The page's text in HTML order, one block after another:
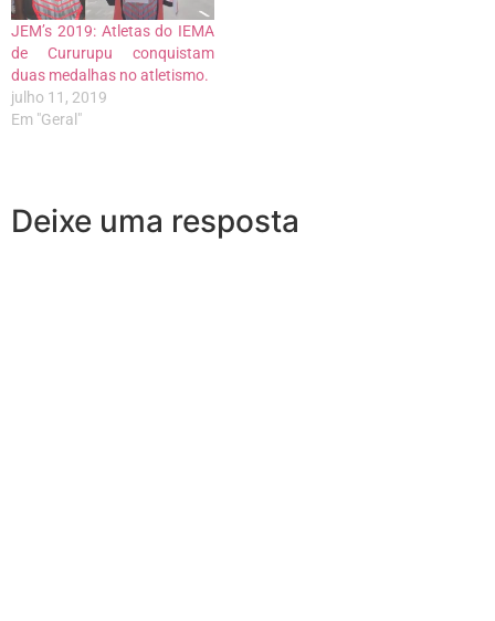
JEM’s 2019: Atletas do IEMA
de Cururupu conquistam
duas medalhas no atletismo.
julho 11, 2019
Em "Geral"
Deixe uma resposta